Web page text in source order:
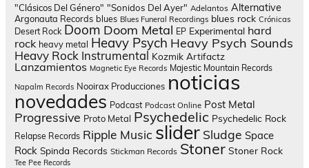
"Clásicos Del Género" "Sonidos Del Ayer" Adelantos Alternative
Argonauta Records blues Blues Funeral Recordings blues rock Crónicas
Desert Rock Doom Doom Metal EP Experimental hard
rock heavy metal Heavy Psych Heavy Psych Sounds
Heavy Rock Instrumental Kozmik Artifactz
Lanzamientos Magnetic Eye Records Majestic Mountain Records
Napalm Records Nooirax Producciones noticias
novedades Podcast Podcast Online Post Metal
Progressive Proto Metal Psychedelic Psychedelic Rock
Relapse Records Ripple Music slider Sludge Space
Rock Spinda Records Stickman Records Stoner Stoner Rock
Tee Pee Records